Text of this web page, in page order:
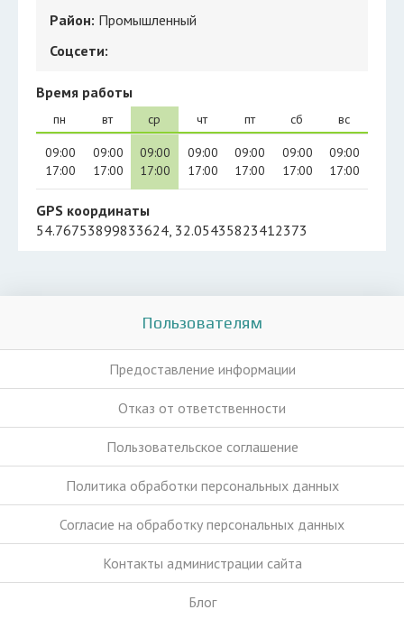
Район: Промышленный
Соцсети:
Время работы
пн
09:00
17:00
вт
09:00
17:00
ср
09:00
17:00
чт
09:00
17:00
пт
09:00
17:00
сб
09:00
17:00
вс
09:00
17:00
GPS координаты
54.76753899833624, 32.05435823412373
Пользователям
Предоставление информации
Отказ от ответственности
Пользовательское соглашение
Политика обработки персональных данных
Согласие на обработку персональных данных
Контакты администрации сайта
Блог